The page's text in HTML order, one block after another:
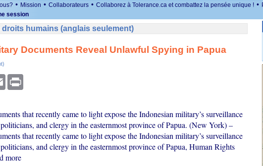
• Mission • Collaborateurs • Collaborez à Tolerance.ca et combattez la pensée unique ! •
session
humains (anglais seulement)
Documents Reveal Unlawful Spying in Papua
Email Print
that recently came to light expose the Indonesian military’s surveillance
and clergy in the easternmost province of Papua. (New York) –
that recently came to light expose the Indonesian military’s surveillance
and clergy in the easternmost province of Papua, Human Rights
more